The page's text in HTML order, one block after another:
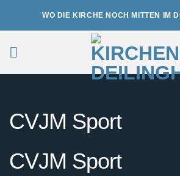
WO DIE KIRCHE NOCH MITTEN IM
CVJM Sport
CVJM Sport